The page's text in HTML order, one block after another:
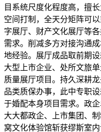
目系统尺度化程度高，擅
空间打制，全天分矩阵可
字展厅、财产文化展厅等
需求。削减多方对接沟通
地经验。展厅成品取前期
大型上市企业、处所文旅
质量展厅项目。持久深耕
品类质保办事，此中专职
于婚配本身项目需求。政
大大都政企、上市集团、
窝文化体验馆斩获缪斯室